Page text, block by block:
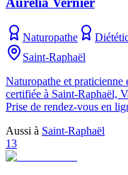
Naturopathe
Saint-Raphaël
Naturopathe et
certifiée à Saint-Raphaël,
Prise de rendez-vous en
Aussi à Saint-Raphaël
13